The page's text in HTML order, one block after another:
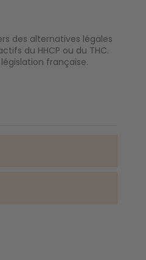
des alternatives légales
du HHCP ou du THC.
française.